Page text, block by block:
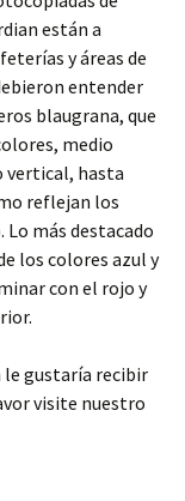
están a
y áreas de
entender
blaugrana, que
medio
vertical, hasta
reflejan los
más destacado
los colores azul y
con el rojo y
le gustaría recibir
visite nuestro